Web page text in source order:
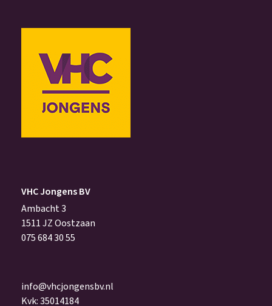
VHC Jongens BV
Ambacht 3
1511 JZ Oostzaan
075 684 30 55
info@vhcjongensbv.nl
Kvk: 35014184